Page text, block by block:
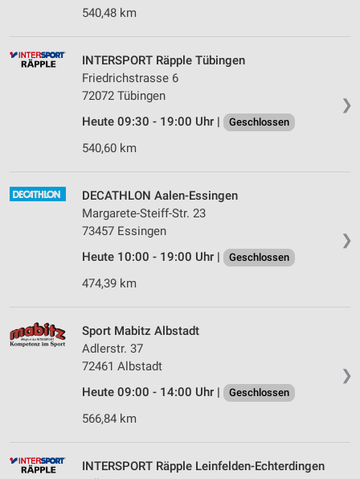
540,48 km
❯
INTERSPORT Räpple Tübingen
Friedrichstrasse 6
72072 Tübingen
Heute 09:30 - 19:00 Uhr |
Geschlossen
540,60 km
❯
DECATHLON Aalen-Essingen
Margarete-Steiff-Str. 23
73457 Essingen
Heute 10:00 - 19:00 Uhr |
Geschlossen
474,39 km
❯
Sport Mabitz Albstadt
Adlerstr. 37
72461 Albstadt
Heute 09:00 - 14:00 Uhr |
Geschlossen
566,84 km
INTERSPORT Räpple Leinfelden-Echterdingen